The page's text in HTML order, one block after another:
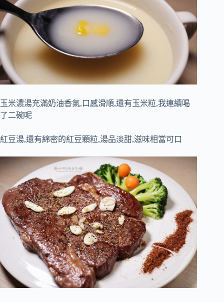
玉米濃湯充滿奶油香氣,口感滑順,還有玉米粒,我連續喝
了二碗呢
紅豆湯,還有綿密的紅豆顆粒,湯品淡甜,滋味相當可口